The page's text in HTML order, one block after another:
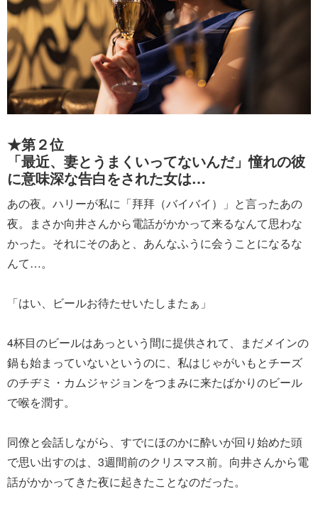
★第２位
「最近、妻とうまくいってないんだ」憧れの彼
に意味深な告白をされた女は…
あの夜。ハリーが私に「拜拜（バイバイ）」と言ったあの
夜。まさか向井さんから電話がかかって来るなんて思わな
かった。それにそのあと、あんなふうに会うことになるな
んて…。
「はい、ビールお待たせいたしまたぁ」
4杯目のビールはあっという間に提供されて、まだメインの
鍋も始まっていないというのに、私はじゃがいもとチーズ
のチヂミ・カムジャジョンをつまみに来たばかりのビール
で喉を潤す。
同僚と会話しながら、すでにほのかに酔いが回り始めた頭
で思い出すのは、3週間前のクリスマス前。向井さんから電
話がかかってきた夜に起きたことなのだった。